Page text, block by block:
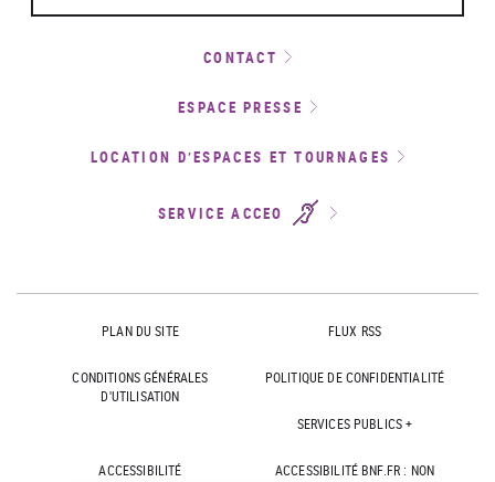
CONTACT
ESPACE PRESSE
LOCATION D’ESPACES ET TOURNAGES
SERVICE ACCEO
PLAN DU SITE FLUX RSS
CONDITIONS GÉNÉRALES
D'UTILISATION
POLITIQUE DE CONFIDENTIALITÉ
SERVICES PUBLICS +
ACCESSIBILITÉ
ACCESSIBILITÉ BNF.FR : NON